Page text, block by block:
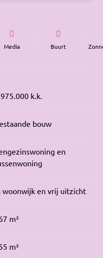
Media Buurt
k.k.
bouw
en
woonwijk en vrij uitzicht
m²
m²